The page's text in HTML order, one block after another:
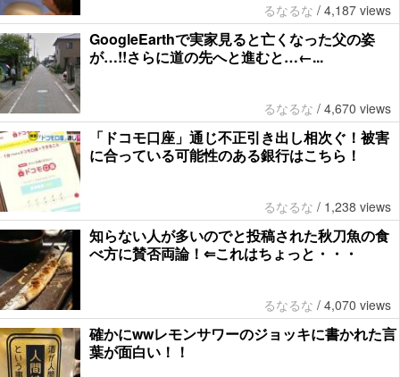
るなるな / 4,187 views
GoogleEarthで実家見ると亡くなった父の姿
が…!!さらに道の先へと進むと…←...
るなるな / 4,670 views
「ドコモ口座」通じ不正引き出し相次ぐ！被害
に合っている可能性のある銀行はこちら！
るなるな / 1,238 views
知らない人が多いのでと投稿された秋刀魚の食
べ方に賛否両論！⇐これはちょっと・・・
るなるな / 4,070 views
確かにwwレモンサワーのジョッキに書かれた言
葉が面白い！！